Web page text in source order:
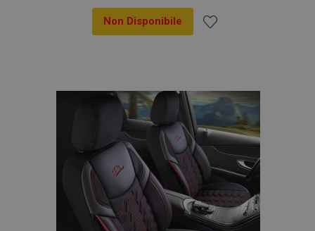
Non Disponibile
lista
desideri